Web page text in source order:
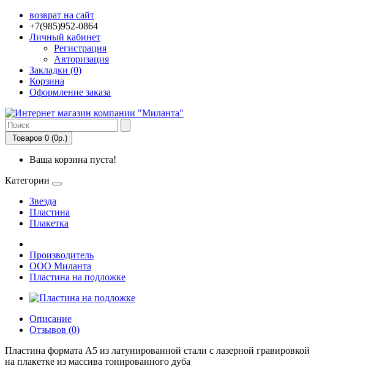
возврат на сайт
+7(985)952-0864
Личный кабинет
Регистрация
Авторизация
Закладки (0)
Корзина
Оформление заказа
Товаров 0 (0р.)
Ваша корзина пуста!
Категории
Звезда
Пластина
Плакетка
Производитель
ООО Миланта
Пластина на подложке
Описание
Отзывов (0)
Пластина формата А5 из латунированной стали с лазерной гравировкой
на плакетке из массива тонированного дуба